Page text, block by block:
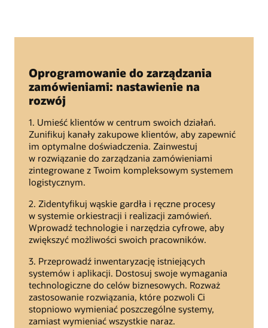
Oprogramowanie do zarządzania
zamówieniami: nastawienie na
rozwój
1. Umieść klientów w centrum swoich działań.
Zunifikuj kanały zakupowe klientów, aby zapewnić
im optymalne doświadczenia. Zainwestuj
w rozwiązanie do zarządzania zamówieniami
zintegrowane z Twoim kompleksowym systemem
logistycznym.
2. Zidentyfikuj wąskie gardła i ręczne procesy
w systemie orkiestracji i realizacji zamówień.
Wprowadź technologie i narzędzia cyfrowe, aby
zwiększyć możliwości swoich pracowników.
3. Przeprowadź inwentaryzację istniejących
systemów i aplikacji. Dostosuj swoje wymagania
technologiczne do celów biznesowych. Rozważ
zastosowanie rozwiązania, które pozwoli Ci
stopniowo wymieniać poszczególne systemy,
zamiast wymieniać wszystkie naraz.